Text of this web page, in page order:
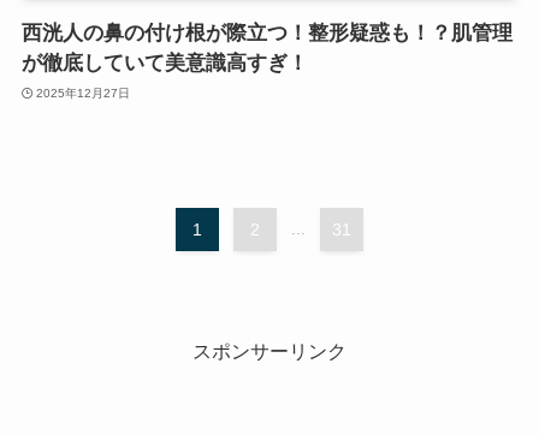
西洸人の鼻の付け根が際立つ！整形疑惑も！？肌管理
が徹底していて美意識高すぎ！
2025年12月27日
1 2 ... 31
スポンサーリンク